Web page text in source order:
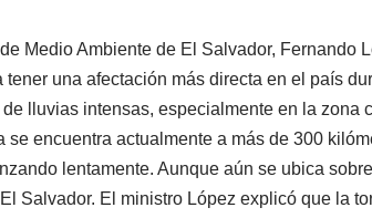
Medio Ambiente de El Salvador, Fernando
tener una afectación más directa en el país
lluvias intensas, especialmente en la zona
se encuentra actualmente a más de 300
lentamente. Aunque aún se ubica
Salvador. El ministro López explicó que la